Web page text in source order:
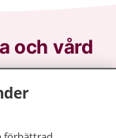
och vård
om
kontakta.
dina